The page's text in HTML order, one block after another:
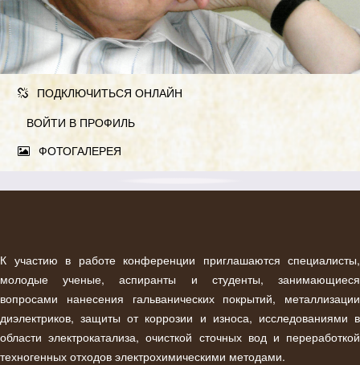
ПОДКЛЮЧИТЬСЯ ОНЛАЙН
ВОЙТИ В ПРОФИЛЬ
ФОТОГАЛЕРЕЯ
К участию в работе конференции приглашаются специалисты,
молодые ученые, аспиранты и студенты, занимающиеся
вопросами нанесения гальванических покрытий, металлизации
диэлектриков, защиты от коррозии и износа, исследованиями в
области электрокатализа, очисткой сточных вод и переработкой
техногенных отходов электрохимическими методами.